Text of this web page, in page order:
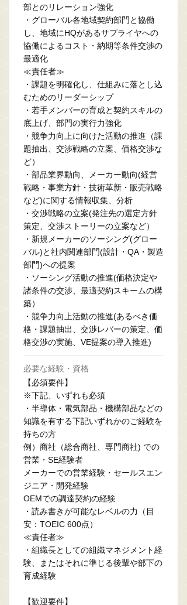
部とのリレーション強化
・グローバル各地域契約部門と協働
し、地域にHQがあるサプライヤへの
協働によるコスト・納期等条件交渉の
最適化
≪責任者≫
・課題を明確化し、仕組みに落とし込
むためのリーダーシップ
・若手メンバーの育成と契約スキルの
底上げ、部門の実行力強化
・競争力向上に向けた活動の推進（課
題抽出、交渉戦略の立案、価格交渉な
ど）
・部品業界動向、メーカー動向(経営
戦略・事業方針・技術革新・販売戦略
など)に関する情報収集、分析
・交渉戦略の立案(発注先の選定方針
策定、交渉ストーリーの立案など）
・新規メーカーのソーシング(グロー
バル)と社内関連部門(設計・QA・製造
部門)への提案
・ソーシング活動の推進(価格決定や
諸条件の交渉、最適契約スキームの構
築）
・競争力向上活動の推進(あるべき価
格・課題抽出、交渉レバーの策定、価
格交渉の実施、VE提案の導入推進)
必要な経験・資格
【必須要件】
※下記、いずれも必須
・半導体・電気部品・機構部品などの
知識を有する下記いずれかのご経験を
持ちの方
例）商社（総合商社、専門商社) での
営業・SE経験者
メーカーでの営業経験・セールスエン
ジニア・開発経験
OEMでの調達契約の経験
・読み書きが可能なレベルの力（目
安：TOEIC 600点）
≪責任者≫
・組織長としての組織マネジメント経
験、またはそれに準じる後輩や部下の
育成経験
【歓迎要件】